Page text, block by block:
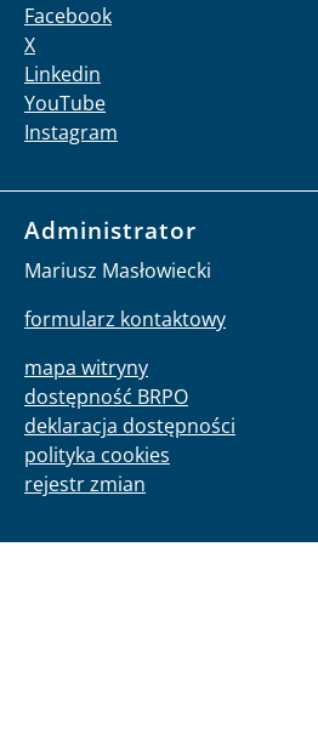
Facebook
X
Linkedin
YouTube
Instagram
Administrator
Mariusz Masłowiecki
formularz kontaktowy
mapa witryny
dostępność BRPO
deklaracja dostępności
polityka cookies
rejestr zmian